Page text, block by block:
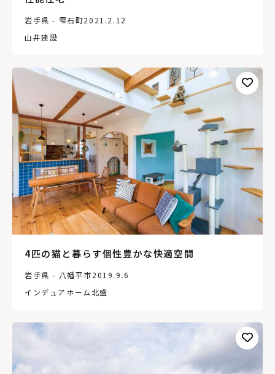
岩手県 - 雫石町2021.2.12
山井建設
4匹の猫と暮らす個性豊かな快適空間
岩手県 - 八幡平市2019.9.6
インデュアホーム北盛